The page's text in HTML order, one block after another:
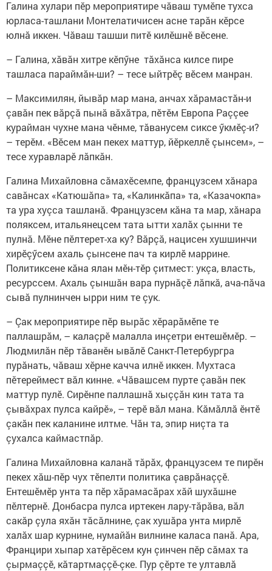
Галина хулари пӗр мероприятире чăваш тумӗпе тухса
юрласа-ташлани Монтелатичисен асне тарăн кӗрсе
юлнă иккен. Чăваш ташши питӗ килӗшнӗ вӗсене.
– Галина, хăвăн хитре кӗпӳне тăхăнса килсе пире
ташласа параймăн-ши? – тесе ыйтрӗç вӗсем манран.
– Максимилян, йывăр мар мана, анчах хăрамастăн-и
çавăн пек вăрçă пынă вăхăтра, пӗтӗм Европа Раççее
курайман чухне мана чӗнме, тăванусем сиксе ӳкмӗç-и?
– терӗм. «Вӗсем ман пекех маттур, йӗркеллӗ çынсем», –
тесе хуравларӗ лăпкăн.
Галина Михайловна сăмахӗсемпе, французсем хăнара
савăнсах «Катюшăпа» та, «Калинкăпа» та, «Казачокпа»
та ура хуçса ташланă. Французсем кăна та мар, хăнара
поляксем, итальянецсем тата ытти халăх çынни те
пулнă. Мӗне пӗлтерет-ха ку? Вăрçă, нацисен хушшинчи
хирӗçӳсем ахаль çынсене пач та кирлӗ маррине.
Политиксене кăна ялан мӗн-тӗр çитмест: укçа, власть,
ресурссем. Ахаль çыншăн вара пурнăçӗ лăпкă, ача-пăча
сывă пулнинчен ырри ним те çук.
– Çак мероприятире пӗр вырăс хӗрарăмӗпе те
паллашрăм, – калаçрӗ малалла инçетри ентешӗмӗр. –
Людмилăн пӗр тăванӗн ывăлӗ Санкт-Петербургра
пурăнать, чăваш хӗрне качча илнӗ иккен. Мухтаса
пӗтереймест вăл кинне. «Чăвашсем пурте çавăн пек
маттур пулӗ. Сирӗнпе паллашнă хыççăн кин тата та
çывăхрах пулса кайрӗ», – терӗ вăл мана. Кăмăллă ӗнтӗ
çакăн пек каланине илтме. Чăн та, эпир ниçта та
çухалса каймастпăр.
Галина Михайловна каланă тăрăх, французсем те пирӗн
пекех хăш-пӗр чух тӗпелти политика çаврăнаççӗ.
Ентешӗмӗр унта та пӗр хăрамасăрах хăй шухăшне
пӗлтернӗ. Донбасра пулса иртекен лару-тăрăва, вăл
сакăр çула яхăн тăсăлнине, çак хушăра унта мирлӗ
халăх шар курнине, нумайăн вилнине каласа панă. Ара,
Францири хыпар хатӗрӗсем кун çинчен пӗр сăмах та
çырмаççӗ, кăтартмаççӗ-çке. Пур çӗрте те ултавлă